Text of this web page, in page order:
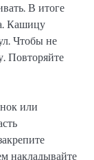
В итоге
Кашицу
Чтобы не
Повторяйте
или
накладывайте